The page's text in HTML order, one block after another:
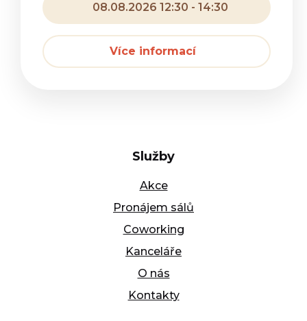
08.08.2026 12:30 - 14:30
Více informací
Služby
Akce
Pronájem sálů
Coworking
Kanceláře
O nás
Kontakty